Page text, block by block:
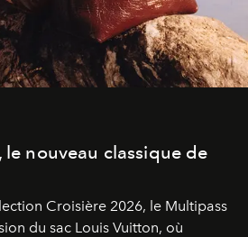
le nouveau classique de
Croisière 2026, le Multipass
du sac Louis Vuitton, où